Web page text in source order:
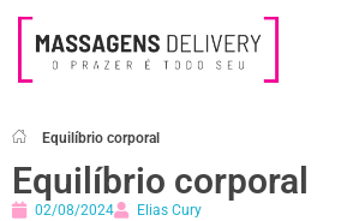
Equilíbrio corporal
Equilíbrio corporal
02/08/2024 Elias Cury